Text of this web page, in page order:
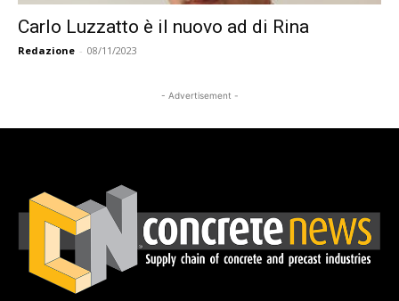
Carlo Luzzatto è il nuovo ad di Rina
Redazione - 08/11/2023
- Advertisement -